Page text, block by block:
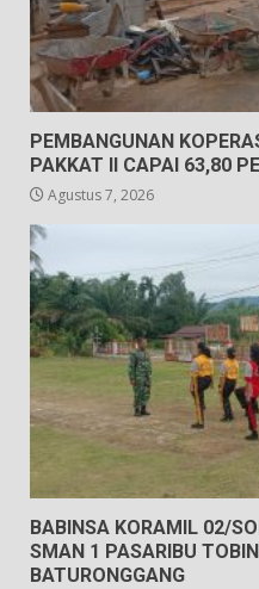
PEMBANGUNAN
PAKKAT II CAPAI 63,80
Agustus 7, 2026
BABINSA KORAMIL 02/
SMAN 1 PASARIBU
BATURONGGANG